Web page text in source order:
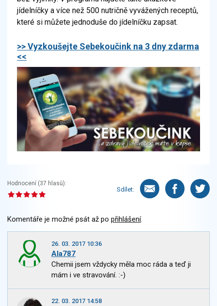
jídelníčky a více než 500 nutričně vyvážených receptů,
které si můžete jednoduše do jídelníčku zapsat.
>> Vyzkoušejte Sebekoučink na 3 dny zdarma
<<
Hodnocení (37 hlasů):
Sdílet:
Komentáře je možné psát až po přihlášení.
26. 03. 2017 10:36
Ala787
Chemii jsem vždycky měla moc ráda a teď ji
mám i ve stravování. :-)
22. 03. 2017 14:58